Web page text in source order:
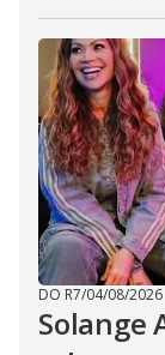
DO R7/04/08/2026
Solange